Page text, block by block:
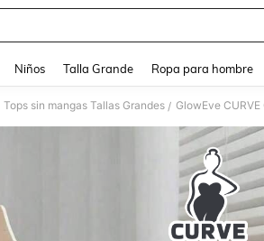
Niños Talla Grande Ropa para hombre
Tops sin mangas Tallas Grandes /